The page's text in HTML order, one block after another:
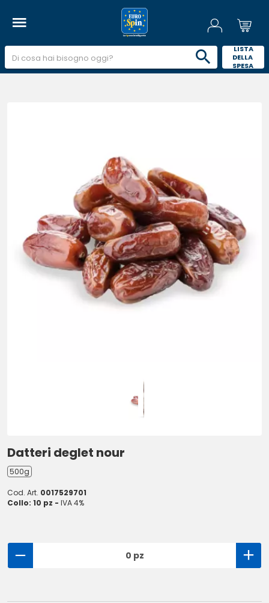
LISTA
DELLA
SPESA
Datteri deglet nour
500g
Cod. Art. 0017529701
Collo: 10 pz - IVA 4%
0 pz